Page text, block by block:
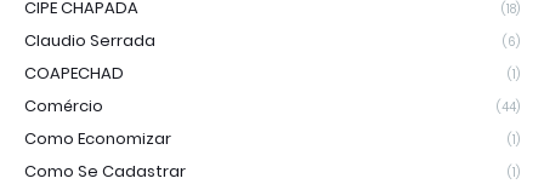
CIPE CHAPADA (18)
Claudio Serrada (6)
COAPECHAD (1)
Comércio (44)
Como Economizar (1)
Como Se Cadastrar (1)